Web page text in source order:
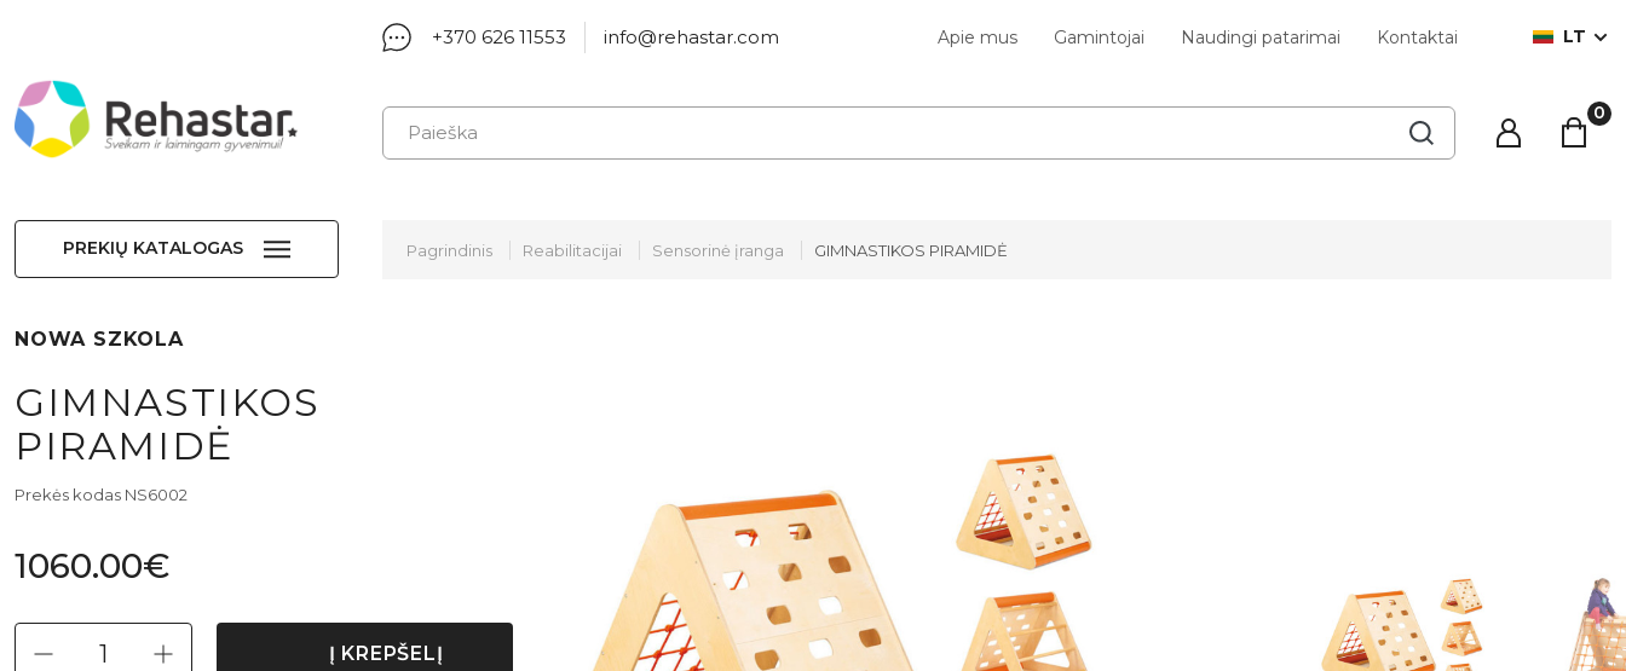
+370 626 11553 info@rehastar.com Apie mus Gamintojai Naudingi patarimai Kontaktai LT
PREKIŲ KATALOGAS Pagrindinis Reabilitacijai Sensorinė įranga GIMNASTIKOS PIRAMIDĖ
NOWA SZKOLA
GIMNASTIKOS
PIRAMIDĖ
Prekės kodas NS6002
1060.00€
Į KREPŠELĮ